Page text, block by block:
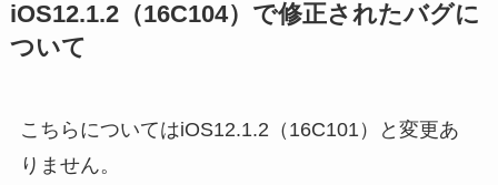
iOS12.1.2（16C104）で修正されたバグに
ついて
こちらについてはiOS12.1.2（16C101）と変更あ
りません。